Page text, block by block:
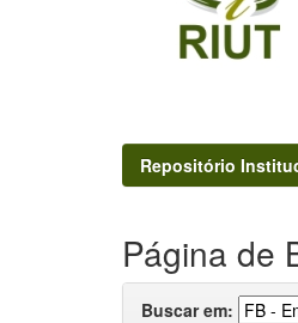
Repositório
Página de
Buscar em: